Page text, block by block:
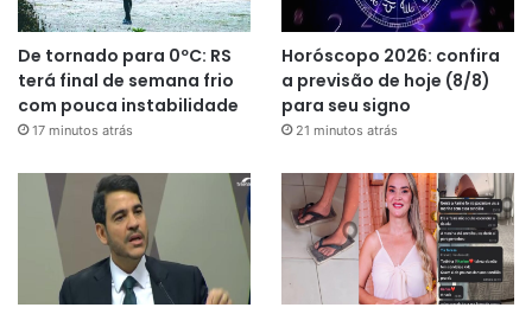
De tornado para 0ºC: RS
terá final de semana frio
com pouca instabilidade
17 minutos atrás
Horóscopo 2026: confira
a previsão de hoje (8/8)
para seu signo
21 minutos atrás